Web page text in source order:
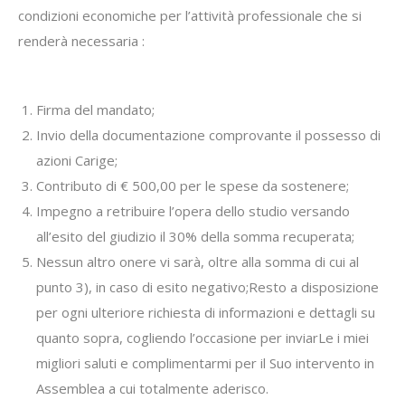
condizioni economiche per l’attività professionale che si
renderà necessaria :
Firma del mandato;
Invio della documentazione comprovante il possesso di
azioni Carige;
Contributo di € 500,00 per le spese da sostenere;
Impegno a retribuire l’opera dello studio versando
all’esito del giudizio il 30% della somma recuperata;
Nessun altro onere vi sarà, oltre alla somma di cui al
punto 3), in caso di esito negativo;Resto a disposizione
per ogni ulteriore richiesta di informazioni e dettagli su
quanto sopra, cogliendo l’occasione per inviarLe i miei
migliori saluti e complimentarmi per il Suo intervento in
Assemblea a cui totalmente aderisco.